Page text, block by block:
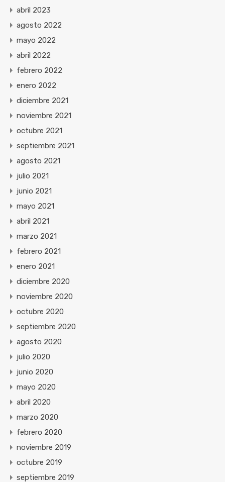
abril 2023
agosto 2022
mayo 2022
abril 2022
febrero 2022
enero 2022
diciembre 2021
noviembre 2021
octubre 2021
septiembre 2021
agosto 2021
julio 2021
junio 2021
mayo 2021
abril 2021
marzo 2021
febrero 2021
enero 2021
diciembre 2020
noviembre 2020
octubre 2020
septiembre 2020
agosto 2020
julio 2020
junio 2020
mayo 2020
abril 2020
marzo 2020
febrero 2020
noviembre 2019
octubre 2019
septiembre 2019